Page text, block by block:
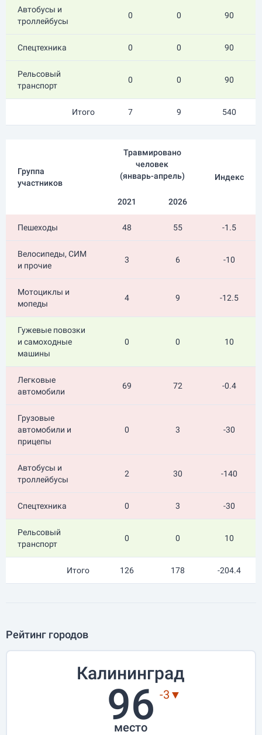
Автобусы и
троллейбусы
0 0 90
Спецтехника 0 0 90
Рельсовый
транспорт
0 0 90
Итого 7 9 540
Группа
участников
Травмировано
человек
(январь-апрель) Индекс
2021 2026
Пешеходы 48 55 -1.5
Велосипеды, СИМ
и прочие
3 6 -10
Мотоциклы и
мопеды
4 9 -12.5
Гужевые повозки
и самоходные
машины
0 0 10
Легковые
автомобили
69 72 -0.4
Грузовые
автомобили и
прицепы
0 3 -30
Автобусы и
троллейбусы
2 30 -140
Спецтехника 0 3 -30
Рельсовый
транспорт
0 0 10
Итого 126 178 -204.4
Рейтинг городов
Калининград
96
место
-3▼